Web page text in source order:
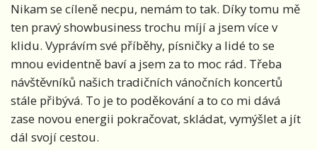
Nikam se cíleně necpu, nemám to tak. Díky tomu mě
ten pravý showbusiness trochu míjí a jsem více v
klidu. Vyprávím své příběhy, písničky a lidé to se
mnou evidentně baví a jsem za to moc rád. Třeba
návštěvníků našich tradičních vánočních koncertů
stále přibývá. To je to poděkování a to co mi dává
zase novou energii pokračovat, skládat, vymýšlet a jít
dál svojí cestou.